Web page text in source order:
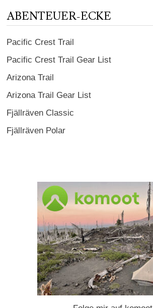
ABENTEUER-ECKE
Pacific Crest Trail
Pacific Crest Trail Gear List
Arizona Trail
Arizona Trail Gear List
Fjällräven Classic
Fjällräven Polar